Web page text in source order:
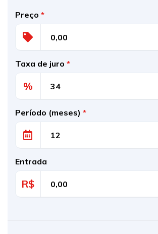
Preço *
Taxa de juro *
%
Período (meses) *
Entrada
R$